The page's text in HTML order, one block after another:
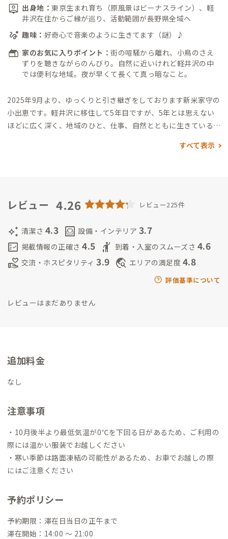
出身地： 東京生まれ育ち（原風景はビーナスライン）、軽
井沢在住からご縁が巡り、活動範囲が長野県全域へ
趣味： 好奇心で音楽のように生きてます（謎）♪
家のお気に入りポイント： 街の喧騒から離れ、小鳥のさえ
ずりを聴きながらのんびり。自然に近いけれど軽井沢の中
では便利な地域。夜が早くて長くて真っ暗なこと。
2025年9月より、ゆっくりと引き継ぎをしております新米家守の
小出恵です。 軽井沢に移住して5年目ですが、5年とは思えない
ほどに広く深く、地域のひと、仕事、自然とともに生きている、
聞こえが良いですが、これからも貪欲に貢献しながら浅間山を
スに立ち寄る程度でなかなかみなさんにお会いできておりませ
いる方もいらっしゃいます。ご遠慮なくメールくださいませ）
すべて表示
レビュー 4.26 レビュー225件
auto_awesome 清潔さ 4.3 living 設備・インテリア 3.7
fact_check 掲載情報の正確さ 4.5 hail 到着・入室のスムーズさ 4.6
volunteer_activism 交流・ホスピタリティ 3.9 travel_explore エリアの満足度 4.8
評価基準について
レビューはまだありません
追加料金
なし
注意事項
・10月後半より最低気温が0℃を下回る日があるため、ご利用の
際には温かい服装でお越しください
・寒い季節は路面凍結の可能性があるため、お車でお越しの際
にはご注意ください
予約ポリシー
予約期限：滞在日当日の正午まで
滞在開始：14:00 〜 21:00